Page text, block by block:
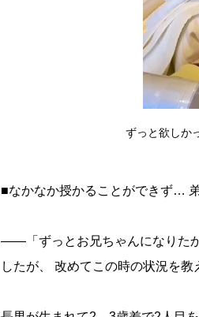
ずっと欲しか
■なかなか授かることができず…
――「ずっとお兄ちゃんになりた
したが、 改めてこの時の状況を教